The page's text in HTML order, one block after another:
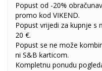
Popust od -20%
promo kod VIKEND.
Popust vrijedi za kupnje s
20 €.
Popust se ne može
ni S&B karticom.
Kompletnu ponudu